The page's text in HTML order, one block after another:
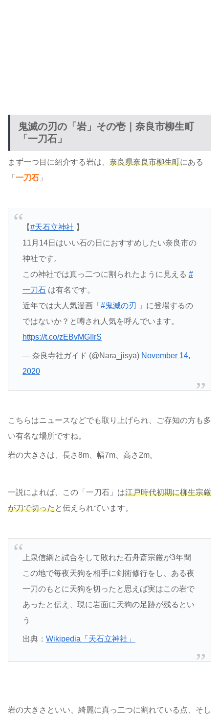
鬼滅の刃の「岩」その壱｜奈良市柳生町
「一刀石」
まず一つ目に紹介する岩は、 奈良県奈良市柳生町にある
「 一刀石 」
【#天石立神社 】
11月14日はいい石の日におすすめしたい奈良市の
神社です。
この神社では真っ二つに割られたように見える #
一刀石は有名です。
近年では大人気漫画「 #鬼滅の刃
」に登場するの
ではないか？と噂され人気を呼んでいます。
https://t.co/zEBvMGIIrS
— 奈良寺社ガイド (@Nara_jisya) November 14,
2020
こちらはニュースなどでも取り上げられ、ご存知の方も多
い有名な場所ですね。
岩の大きさは、長さ8m、幅7m、高さ2m。
一説によれば、この「一刀石」は江戸時代初期に柳生宗厳
が刀で切ったと伝えられています。
上泉信綱と試合をして敗れた石舟斎宗厳が3年間
この地で毎夜天狗を相手に剣術修行をし、ある夜
一刀のもとに天狗を切ったと思えば実はこの岩で
あったと伝え、現に岩面に天狗の足跡が残るとい
う
出典： Wikipedia「天石立神社」
岩の大きさといい、綺麗に真っ二つに割れている点、そし